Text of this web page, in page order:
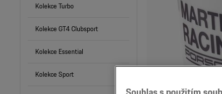
Kolekce Turbo
Kolekce GT4 Clubsport
Kolekce Essential
Kolekce Sport